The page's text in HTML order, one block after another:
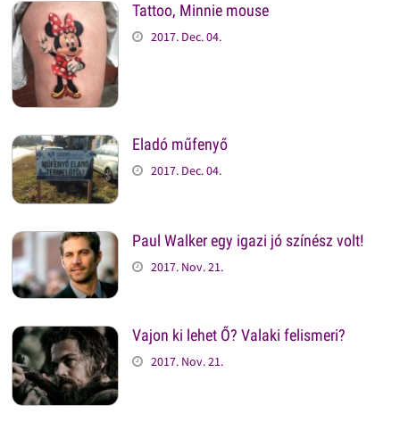
Tattoo, Minnie mouse
2017. Dec. 04.
Eladó műfenyő
2017. Dec. 04.
Paul Walker egy igazi jó színész volt!
2017. Nov. 21.
Vajon ki lehet Ő? Valaki felismeri?
2017. Nov. 21.